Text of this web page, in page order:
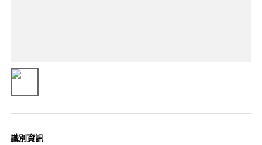
識別資訊